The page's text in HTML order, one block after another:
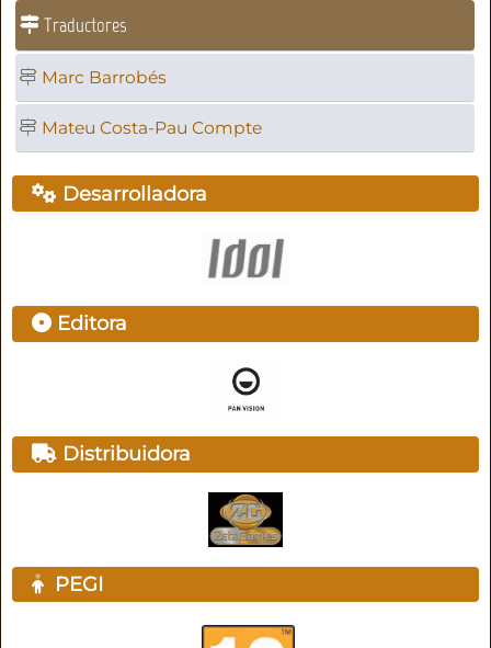
Traductores
Marc Barrobés
Mateu Costa-Pau Compte
Desarrolladora
Editora
Distribuidora
PEGI